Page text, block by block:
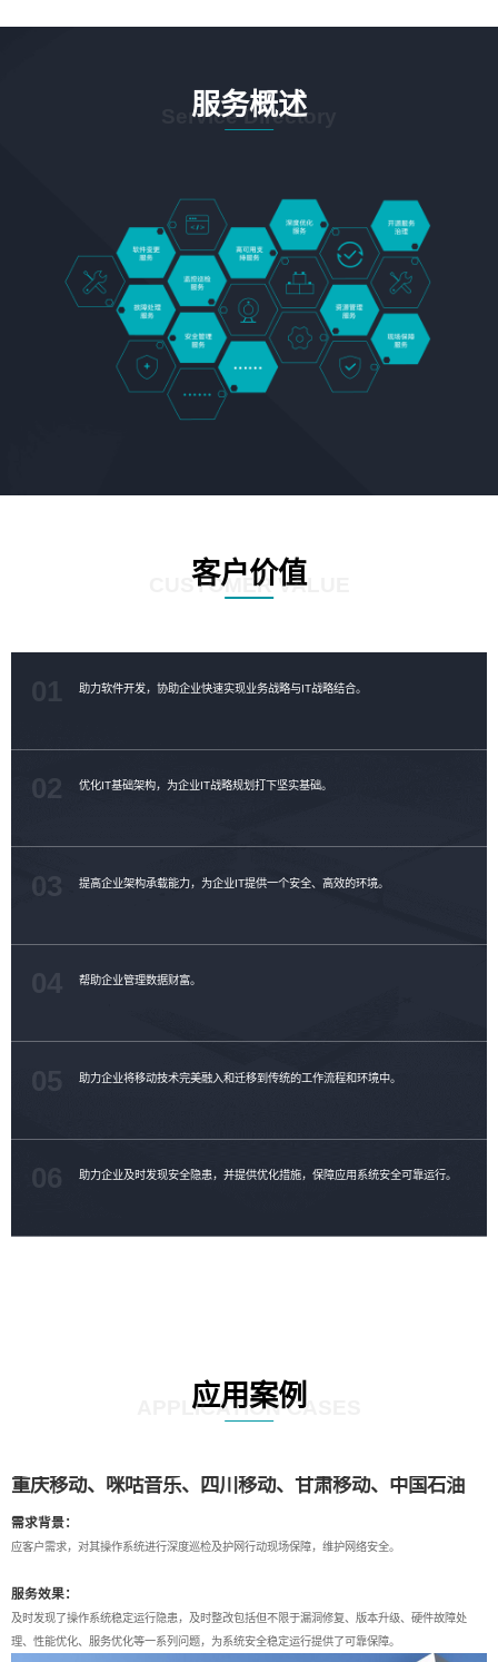
服务概述
Service Directory
客户价值
CUSTOMER VALUE
助力软件开发，协助企业快速实现业务战略与IT战略结合。
优化IT基础架构，为企业IT战略规划打下坚实基础。
02
提高企业架构承载能力，为企业IT提供一个安全、高效的环境。
03
帮助企业管理数据财富。
助力企业将移动技术完美融入和迁移到传统的工作流程和环境中。
05
助力企业及时发现安全隐患，并提供优化措施，保障应用系统安全可靠运行。
06
应用案例
APPLICATION CASES
重庆移动、咪咕音乐、四川移动、甘肃移动、中国石油
需求背景：
应客户需求，对其操作系统进行深度巡检及护网行动现场保障，维护网络安全。
服务效果：
及时发现了操作系统稳定运行隐患，及时整改包括但不限于漏洞修复、版本升级、硬件故障处
理、性能优化、服务优化等一系列问题，为系统安全稳定运行提供了可靠保障。